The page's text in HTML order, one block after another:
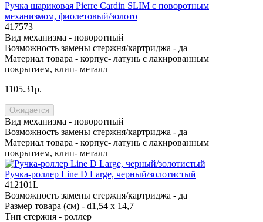
Ручка шариковая Pierre Cardin SLIM с поворотным
механизмом, фиолетовый/золото
417573
Вид механизма - поворотный
Возможность замены стержня/картриджа - да
Материал товара - корпус- латунь с лакированным
покрытием, клип- металл
1105.31р.
Ожидается
Вид механизма - поворотный
Возможность замены стержня/картриджа - да
Материал товара - корпус- латунь с лакированным
покрытием, клип- металл
Ручка-роллер Line D Large, черный/золотистый
412101L
Возможность замены стержня/картриджа - да
Размер товара (см) - d1,54 х 14,7
Тип стержня - роллер